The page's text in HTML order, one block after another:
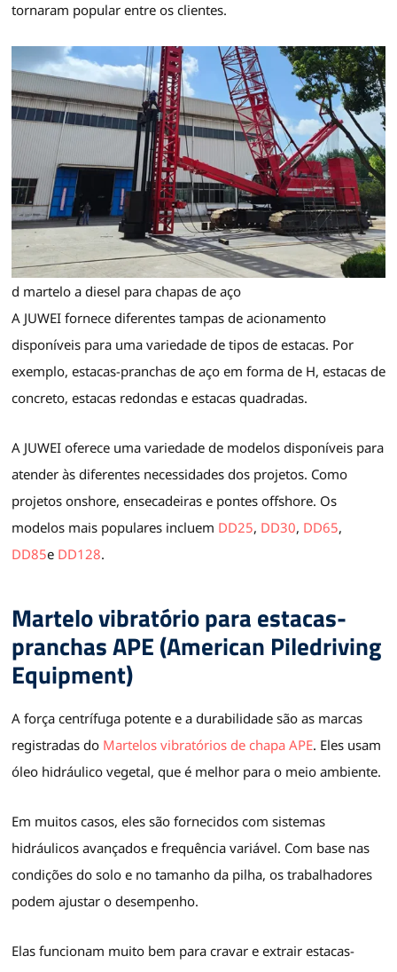
tornaram popular entre os clientes.
d martelo a diesel para chapas de aço
A JUWEI fornece diferentes tampas de acionamento
disponíveis para uma variedade de tipos de estacas. Por
exemplo, estacas-pranchas de aço em forma de H, estacas de
concreto, estacas redondas e estacas quadradas.
A JUWEI oferece uma variedade de modelos disponíveis para
atender às diferentes necessidades dos projetos. Como
projetos onshore, ensecadeiras e pontes offshore. Os
modelos mais populares incluem DD25, DD30, DD65,
DD85e DD128.
Martelo vibratório para estacas-
pranchas APE (American Piledriving
Equipment)
A força centrífuga potente e a durabilidade são as marcas
registradas do Martelos vibratórios de chapa APE. Eles usam
óleo hidráulico vegetal, que é melhor para o meio ambiente.
Em muitos casos, eles são fornecidos com sistemas
hidráulicos avançados e frequência variável. Com base nas
condições do solo e no tamanho da pilha, os trabalhadores
podem ajustar o desempenho.
Elas funcionam muito bem para cravar e extrair estacas-